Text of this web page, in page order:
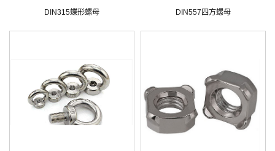
DIN315蝶形螺母 DIN557四方螺母